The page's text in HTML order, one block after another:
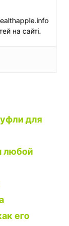
на сайті.
для
любой
его